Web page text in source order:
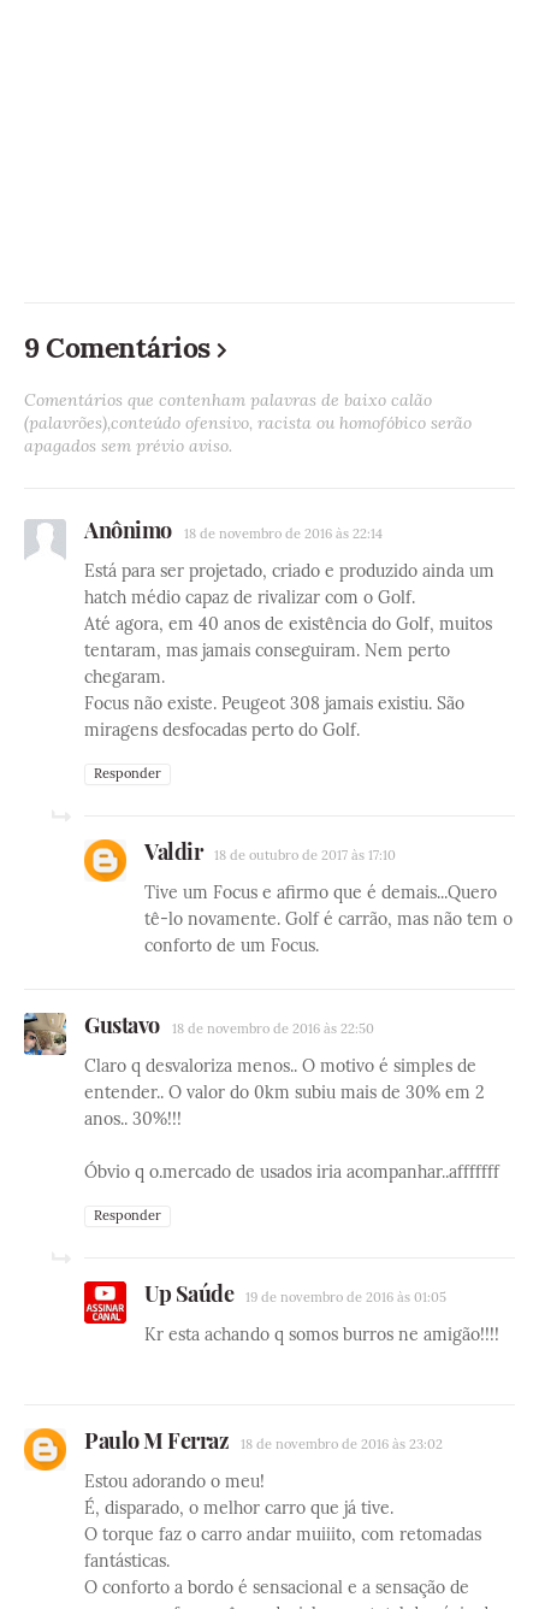
9 Comentários
Comentários que contenham palavras de baixo calão
(palavrões),conteúdo ofensivo, racista ou homofóbico serão
apagados sem prévio aviso.
Anônimo 18 de novembro de 2016 às 22:14
Está para ser projetado, criado e produzido ainda um
hatch médio capaz de rivalizar com o Golf.
Até agora, em 40 anos de existência do Golf, muitos
tentaram, mas jamais conseguiram. Nem perto
chegaram.
Focus não existe. Peugeot 308 jamais existiu. São
miragens desfocadas perto do Golf.
Responder
Valdir 18 de outubro de 2017 às 17:10
Tive um Focus e afirmo que é demais...Quero
tê-lo novamente. Golf é carrão, mas não tem o
conforto de um Focus.
Gustavo 18 de novembro de 2016 às 22:50
Claro q desvaloriza menos.. O motivo é simples de
entender.. O valor do 0km subiu mais de 30% em 2
anos.. 30%!!!
Óbvio q o.mercado de usados iria acompanhar..afffffff
Responder
Up Saúde 19 de novembro de 2016 às 01:05
Kr esta achando q somos burros ne amigão!!!!
Paulo M Ferraz 18 de novembro de 2016 às 23:02
Estou adorando o meu!
É, disparado, o melhor carro que já tive.
O torque faz o carro andar muiiito, com retomadas
fantásticas.
O conforto a bordo é sensacional e a sensação de